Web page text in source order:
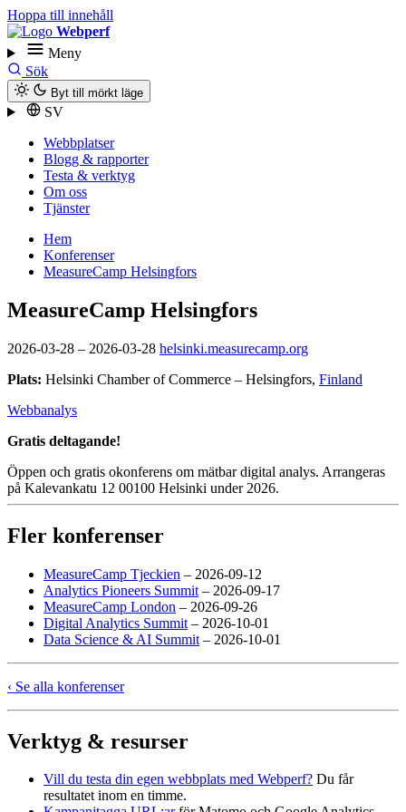
Hoppa till innehåll
Webperf
Meny
Sök
Byt till mörkt läge
SV
Webbplatser
Blogg & rapporter
Testa & verktyg
Om oss
Tjänster
Hem
Konferenser
MeasureCamp Helsingfors
MeasureCamp Helsingfors
2026-03-28 – 2026-03-28 helsinki.measurecamp.org
Plats: Helsinki Chamber of Commerce – Helsingfors, Finland
Webbanalys
Gratis deltagande!
Öppen och gratis okonferens om mätbar digital analys. Arrangeras
på Kalevankatu 12 00100 Helsinki under 2026.
Fler konferenser
MeasureCamp Tjeckien – 2026-09-12
Analytics Pioneers Summit – 2026-09-17
MeasureCamp London – 2026-09-26
Digital Analytics Summit – 2026-10-01
Data Science & AI Summit – 2026-10-01
‹ Se alla konferenser
Verktyg & resurser
Vill du testa din egen webbplats med Webperf? Du får
resultatet inom en timme.